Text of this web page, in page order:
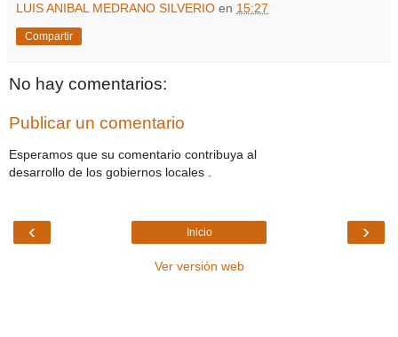
LUIS ANIBAL MEDRANO SILVERIO en 15:27
Compartir
No hay comentarios:
Publicar un comentario
Esperamos que su comentario contribuya al
desarrollo de los gobiernos locales .
‹ ›
Inicio
Ver versión web